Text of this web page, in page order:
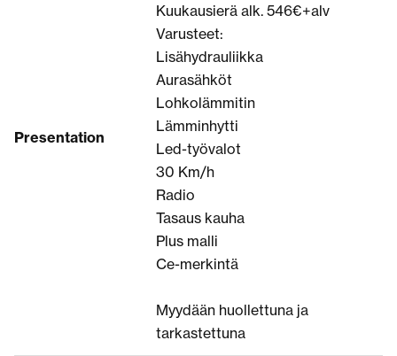
Presentation
Kuukausierä alk. 546€+alv
Varusteet:
Lisähydrauliikka
Aurasähköt
Lohkolämmitin
Lämminhytti
Led-työvalot
30 Km/h
Radio
Tasaus kauha
Plus malli
Ce-merkintä
Myydään huollettuna ja
tarkastettuna